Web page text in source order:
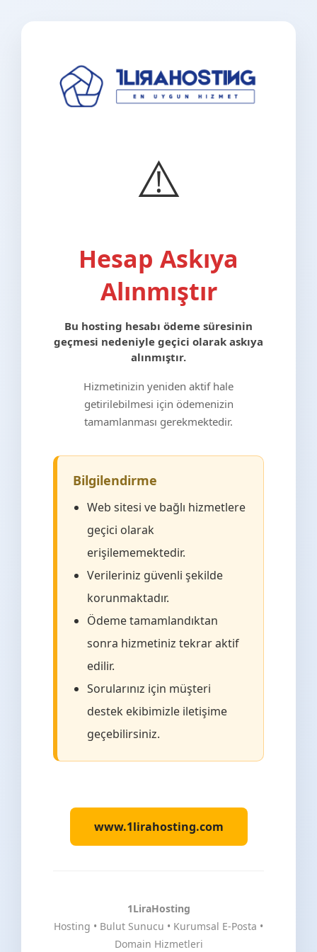
⚠️
Hesap Askıya
Alınmıştır
Bu hosting hesabı ödeme süresinin
geçmesi nedeniyle geçici olarak askıya
alınmıştır.
Hizmetinizin yeniden aktif hale
getirilebilmesi için ödemenizin
tamamlanması gerekmektedir.
Bilgilendirme
Web sitesi ve bağlı hizmetlere
geçici olarak
erişilememektedir.
Verileriniz güvenli şekilde
korunmaktadır.
Ödeme tamamlandıktan
sonra hizmetiniz tekrar aktif
edilir.
Sorularınız için müşteri
destek ekibimizle iletişime
geçebilirsiniz.
www.1lirahosting.com
1LiraHosting
Hosting • Bulut Sunucu • Kurumsal E-Posta •
Domain Hizmetleri